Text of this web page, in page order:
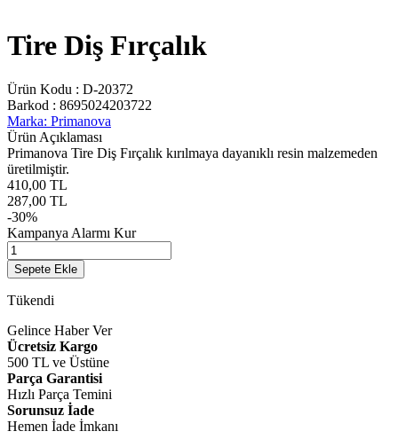
Tire Diş Fırçalık
Ürün Kodu : D-20372
Barkod : 8695024203722
Marka: Primanova
Ürün Açıklaması
Primanova Tire Diş Fırçalık kırılmaya dayanıklı resin malzemeden
üretilmiştir.
410,00 TL
287,00 TL
-30%
Kampanya Alarmı Kur
Sepete Ekle
Tükendi
Gelince Haber Ver
Ücretsiz Kargo
500 TL ve Üstüne
Parça Garantisi
Hızlı Parça Temini
Sorunsuz İade
Hemen İade İmkanı